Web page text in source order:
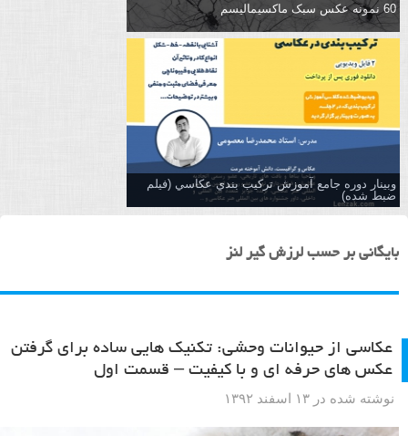
60 نمونه عکس سبک ماکسیمالیسم
وبینار دوره جامع آموزش تركيب بندي عكاسي (فیلم
ضبط شده)
بایگانی بر حسب لرزش گیر لنز
عکاسی از حیوانات وحشی: تکنیک هایی ساده برای گرفتن
عکس های حرفه ای و با کیفیت – قسمت اول
نوشته شده در ۱۳ اسفند ۱۳۹۲